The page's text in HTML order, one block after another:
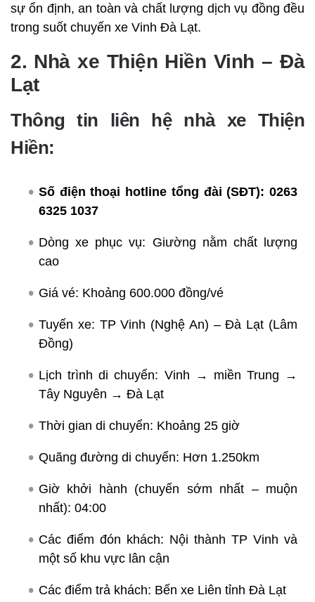
sự ổn định, an toàn và chất lượng dịch vụ đồng đều
trong suốt chuyến xe Vinh Đà Lạt.
2. Nhà xe Thiện Hiền Vinh – Đà
Lạt
Thông tin liên hệ nhà xe Thiện
Hiền:
Số điện thoại hotline tổng đài (SĐT): 0263
6325 1037
Dòng xe phục vụ: Giường nằm chất lượng
cao
Giá vé: Khoảng 600.000 đồng/vé
Tuyến xe: TP Vinh (Nghệ An) – Đà Lạt (Lâm
Đồng)
Lịch trình di chuyển: Vinh → miền Trung →
Tây Nguyên → Đà Lạt
Thời gian di chuyển: Khoảng 25 giờ
Quãng đường di chuyển: Hơn 1.250km
Giờ khởi hành (chuyến sớm nhất – muộn
nhất): 04:00
Các điểm đón khách: Nội thành TP Vinh và
một số khu vực lân cận
Các điểm trả khách: Bến xe Liên tỉnh Đà Lạt